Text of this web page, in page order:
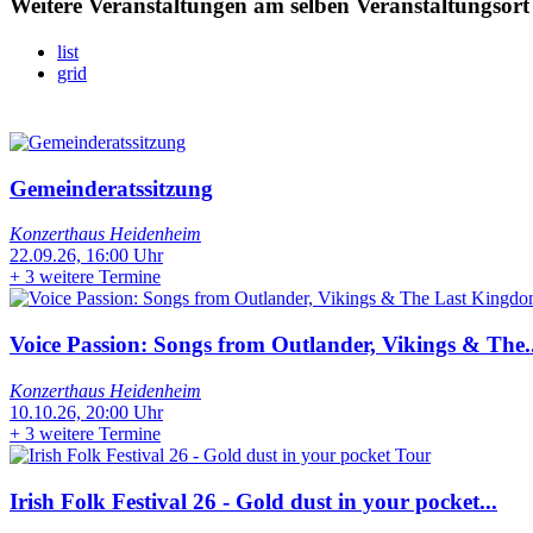
Weitere Veranstaltungen am selben Veranstaltungsort
list
grid
Gemeinderatssitzung
Konzerthaus Heidenheim
22.09.26, 16:00 Uhr
+ 3 weitere Termine
Voice Passion: Songs from Outlander, Vikings &
Konzerthaus Heidenheim
10.10.26, 20:00 Uhr
+ 3 weitere Termine
Irish Folk Festival 26 - Gold dust in your pocket...